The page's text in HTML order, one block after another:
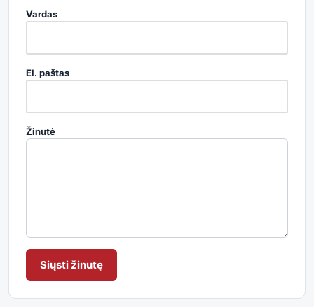
Vardas
El. paštas
Žinutė
Siųsti žinutę